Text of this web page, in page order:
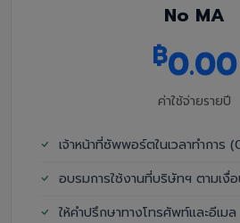
No MA
฿0.00
ค่าใช้จ่ายรายปี
เจ้าหน้าที่ซัพพอร์ตในเวลาทำการ
อบรมการใช้งานที่บริษัทฯ ตามเงื่อ
ให้คำปรึกษาทางโทรศัพท์และอีเมล